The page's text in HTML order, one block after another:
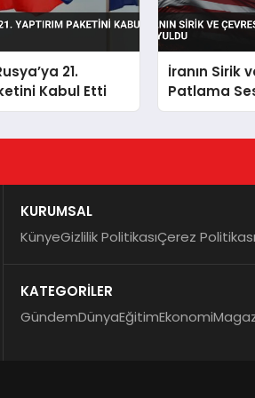
21.
Kabul Etti
İranın Sirik
Patlama
KURUMSAL
KünyeGizlilik PolitikasıÇerez Politikası
KATEGORİLER
GündemDünyaEğitimEkonomi